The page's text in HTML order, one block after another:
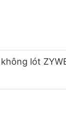
lót